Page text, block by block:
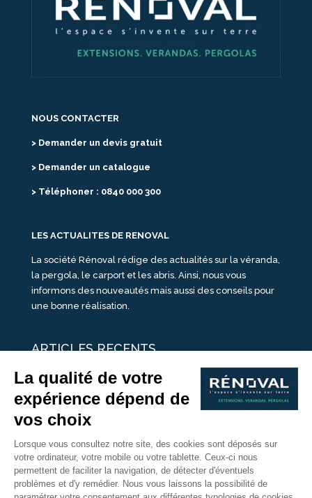
NOUS CONTACTER
> Demander un devis gratuit
> Demander un catalogue
> Téléphoner : 0840 000 300
LES ACTUALITES DE RENOVAL
La société Rénoval rédige des actualités sur la véranda,
la pergola, le carport et les abris. Ainsi, nous vous
informons des nouveautés mais aussi des conseils pour
une bonne réalisation.
ARTICLES RECENTS
25 idées de vérandas design
Un été pour une véranda
Portes Ouvertes Véranda Extension Suisse | 26-27 Juin
portes ouvertes véranda sur mesure
Nous Suivre